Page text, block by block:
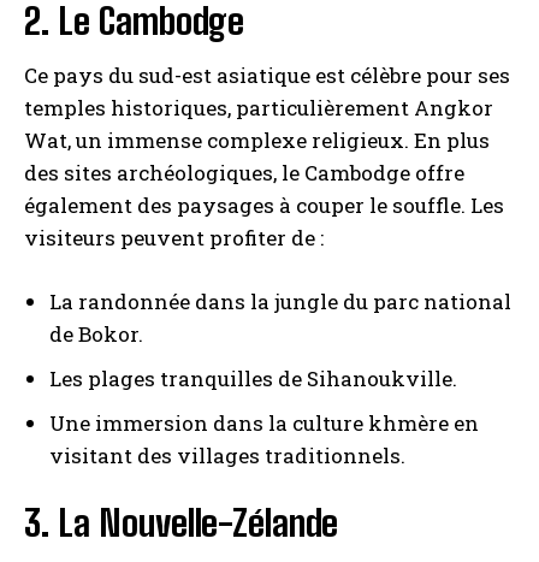
2. Le Cambodge
Ce pays du sud-est asiatique est célèbre pour ses
temples historiques, particulièrement Angkor
Wat, un immense complexe religieux. En plus
des sites archéologiques, le Cambodge offre
également des paysages à couper le souffle. Les
visiteurs peuvent profiter de :
La randonnée dans la jungle du parc national
de Bokor.
Les plages tranquilles de Sihanoukville.
Une immersion dans la culture khmère en
visitant des villages traditionnels.
3. La Nouvelle-Zélande